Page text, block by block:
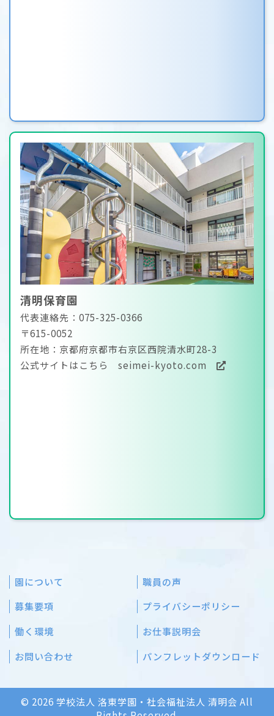
清明保育園
代表連絡先：075-325-0366
〒615-0052
所在地：京都府京都市右京区西院清水町28-3
公式サイトはこちら seimei-kyoto.com
園について
職員の声
募集要項
プライバシーポリシー
働く環境
お仕事説明会
お問い合わせ
パンフレットダウンロード
© 2026 学校法人 洛東学園・社会福祉法人 清明会 All